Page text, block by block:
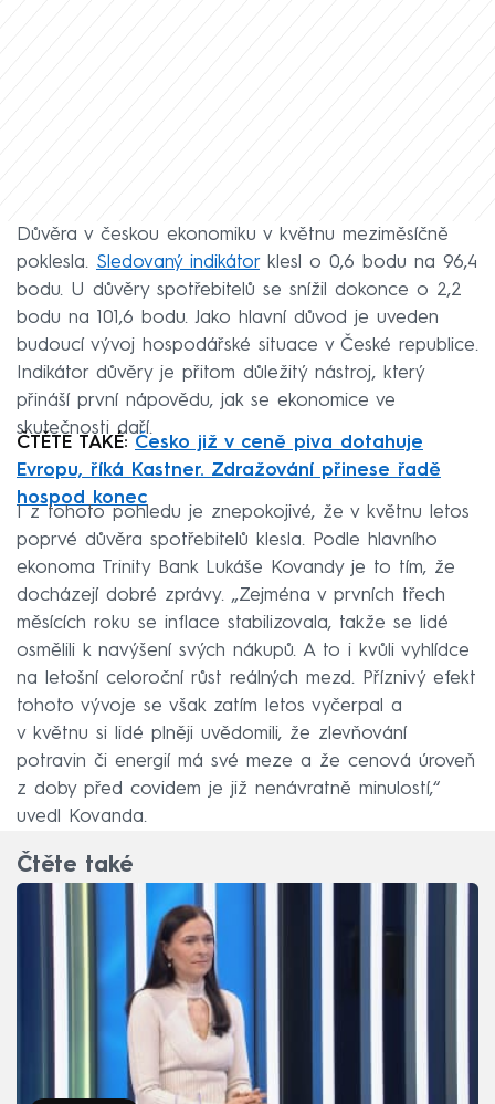
Důvěra v českou ekonomiku v květnu meziměsíčně
poklesla. Sledovaný indikátorklesl o 0,6 bodu na 96,4
bodu. U důvěry spotřebitelů se snížil dokonce o 2,2
bodu na 101,6 bodu. Jako hlavní důvod je uveden
budoucí vývoj hospodářské situace v České republice.
Indikátor důvěry je přitom důležitý nástroj, který
přináší první nápovědu, jak se ekonomice ve
skutečnosti daří.
ČTĚTE TAKÉ: Česko již v ceně piva dotahuje
Evropu, říká Kastner. Zdražování přinese řadě
hospod konec
I z tohoto pohledu je znepokojivé, že v květnu letos
poprvé důvěra spotřebitelů klesla. Podle hlavního
ekonoma Trinity Bank Lukáše Kovandy je to tím, že
docházejí dobré zprávy. „Zejména v prvních třech
měsících roku se inflace stabilizovala, takže se lidé
osmělili k navýšení svých nákupů. A to i kvůli vyhlídce
na letošní celoroční růst reálných mezd. Příznivý efekt
tohoto vývoje se však zatím letos vyčerpal a
v květnu si lidé plněji uvědomili, že zlevňování
potravin či energií má své meze a že cenová úroveň
z doby před covidem je již nenávratně minulostí,“
uvedl Kovanda.
Čtěte také